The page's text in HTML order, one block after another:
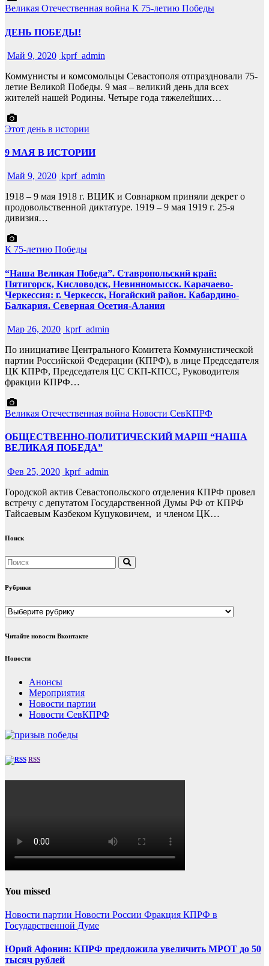
Великая Отечественная война К 75-летию Победы
ДЕНЬ ПОБЕДЫ!
Май 9, 2020 kprf_admin
Коммунисты и комсомольцы Севастополя отпраздновали 75-
летие Великой Победы. 9 мая – великий день для всех
жителей нашей Родины. Четыре года тяжелейших…
Этот день в истории
9 МАЯ В ИСТОРИИ
Май 9, 2020 kprf_admin
1918 – 9 мая 1918 г. ВЦИК и Совнарком приняли декрет о
продовольственной диктатуре. 1919 – 9 мая 1919 г. 25-я
дивизия…
К 75-летию Победы
“Наша Великая Победа”. Ставропольский край:
Пятигорск, Кисловодск, Невинномысск. Карачаево-
Черкессия: г. Черкесск, Ногайский район. Кабардино-
Балкария. Северная Осетия-Алания
Мар 26, 2020 kprf_admin
По инициативе Центрального Комитета Коммунистической
партии Российской Федерации (КПРФ), в лице Председателя
ЦК КПРФ, Председателя ЦС СКП-КПСС, Руководителя
фракции КПРФ…
Великая Отечественная война Новости СевКПРФ
ОБЩЕСТВЕННО-ПОЛИТИЧЕСКИЙ МАРШ “НАША
ВЕЛИКАЯ ПОБЕДА”
Фев 25, 2020 kprf_admin
Городской актив Севастопольского отделения КПРФ провел
встречу с депутатом Государственной Думы РФ от КПРФ
Тайсаевым Казбеком Куцуковичем, и членом ЦК…
Поиск
Рубрики
Рубрики
Читайте новости Вконтакте
Новости
Анонсы
Мероприятия
Новости партии
Новости СевКПРФ
RSS
You missed
Новости партии Новости России Фракция КПРФ в
Государственной Думе
Юрий Афонин: КПРФ предложила увеличить МРОТ до 50
тысяч рублей